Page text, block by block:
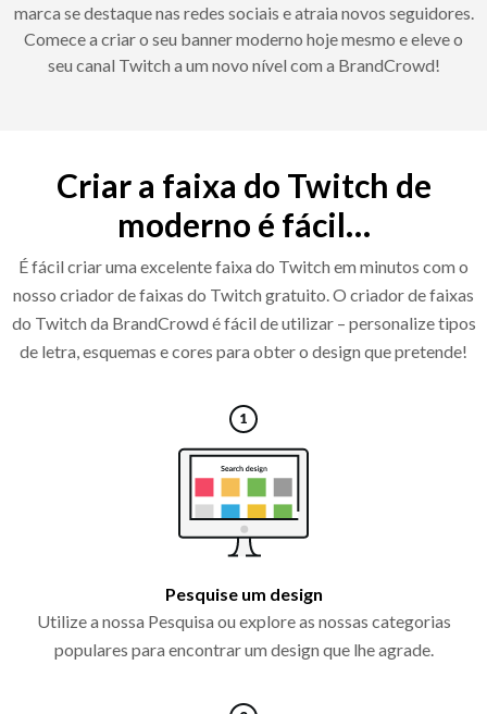
marca se destaque nas redes sociais e atraia novos seguidores.
Comece a criar o seu banner moderno hoje mesmo e eleve o
seu canal Twitch a um novo nível com a BrandCrowd!
Criar a faixa do Twitch de
moderno é fácil…
É fácil criar uma excelente faixa do Twitch em minutos com o
nosso criador de faixas do Twitch gratuito. O criador de faixas
do Twitch da BrandCrowd é fácil de utilizar – personalize tipos
de letra, esquemas e cores para obter o design que pretende!
Pesquise um design
Utilize a nossa Pesquisa ou explore as nossas categorias
populares para encontrar um design que lhe agrade.